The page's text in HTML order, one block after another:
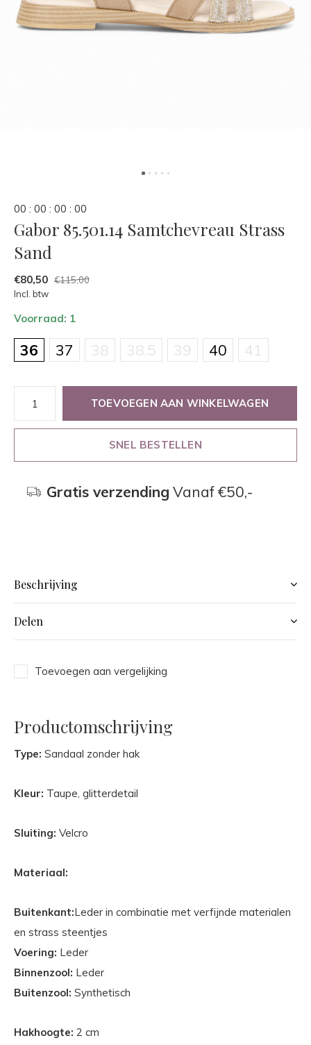
00 : 00 : 00 : 00
Gabor 85.501.14 Samtchevreau Strass
Sand
€80,50 €115,00
Incl. btw
Voorraad: 1
36 37 38 38.5 39 40 41
TOEVOEGEN AAN WINKELWAGEN
SNEL BESTELLEN
Gratis verzending Vanaf €50,-
Beschrijving
Delen
Toevoegen aan vergelijking
Productomschrijving
Type: Sandaal zonder hak
Kleur: Taupe, glitterdetail
Sluiting: Velcro
Materiaal:
Buitenkant:Leder in combinatie met verfijnde materialen
en strass steentjes
Voering: Leder
Binnenzool: Leder
Buitenzool: Synthetisch
Hakhoogte: 2 cm